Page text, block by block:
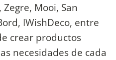
Mooi, San
IWishDeco, entre
crear productos
necesidades de cada